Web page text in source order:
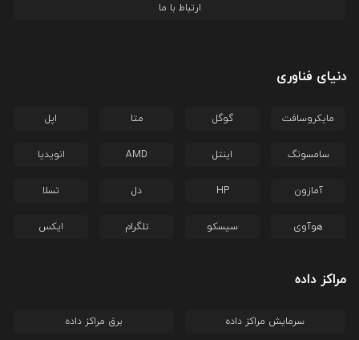
ارتباط با ما
دنیای فناوری
مایکروسافت گوگل متا اپل
سامسونگ اینتل AMD انویدیا
آمازون HP دل تسلا
هوآوی سیسکو تلگرام ایکس
مراکز داده
سرمایش مراکز داده برق مراکز داده